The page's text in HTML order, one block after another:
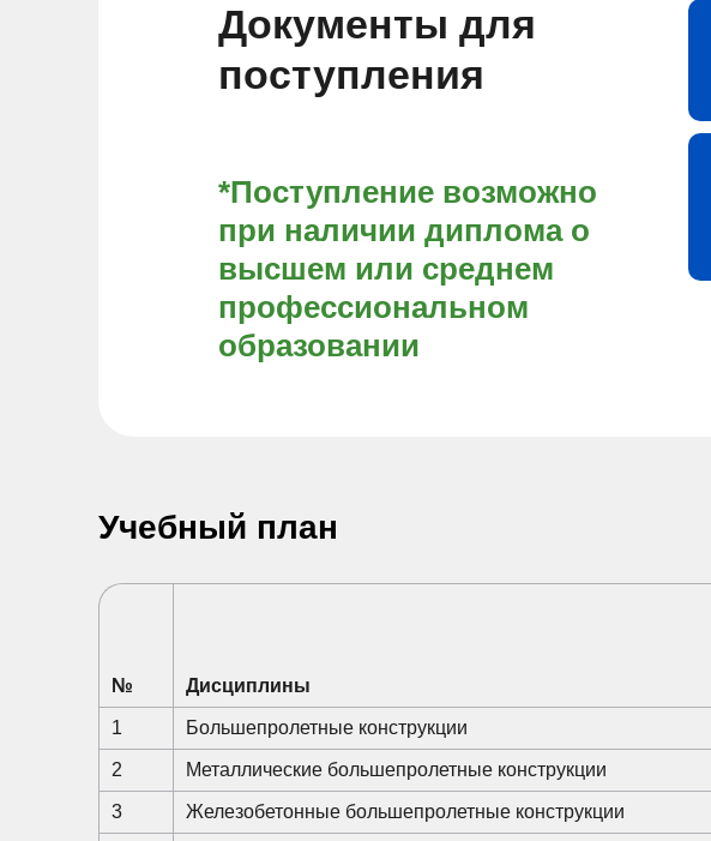
Документы для
поступления
*Поступление возможно
при наличии диплома о
высшем или среднем
профессиональном
образовании
Учебный план
№ Дисциплины
1 Большепролетные конструкции
2 Металлические большепролетные конструкции
3 Железобетонные большепролетные конструкции